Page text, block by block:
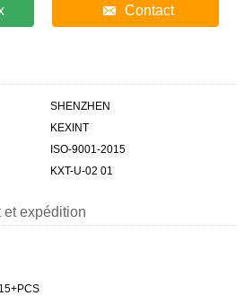
Contact
SHENZHEN
KEXINT
ISO-9001-2015
KXT-U-02 01
expédition